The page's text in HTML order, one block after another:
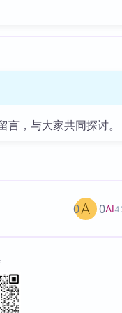
，与大家共同探讨。
AI
0 0